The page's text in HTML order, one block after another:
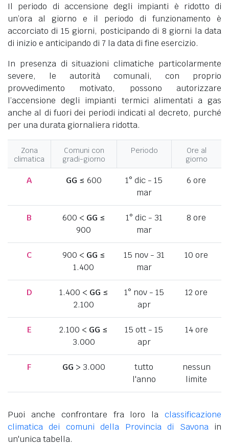
Il periodo di accensione degli impianti è ridotto di
un’ora al giorno e il periodo di funzionamento è
accorciato di 15 giorni, posticipando di 8 giorni la data
di inizio e anticipando di 7 la data di fine esercizio.
In presenza di situazioni climatiche particolarmente
severe, le autorità comunali, con proprio
provvedimento motivato, possono autorizzare
l’accensione degli impianti termici alimentati a gas
anche al di fuori dei periodi indicati al decreto, purché
per una durata giornaliera ridotta.
Zona
climatica
Comuni con
gradi-giorno
Periodo
Ore al
giorno
A GG ≤ 600
1° dic - 15
mar
6 ore
B 600 < GG ≤
900
1° dic - 31
mar
8 ore
C 900 < GG ≤
1.400
15 nov - 31
mar
10 ore
D 1.400 < GG ≤
2.100
1° nov - 15
apr
12 ore
E 2.100 < GG ≤
3.000
15 ott - 15
apr
14 ore
F GG > 3.000
tutto
l'anno
nessun
limite
Puoi anche confrontare fra loro la classificazione
climatica dei comuni della Provincia di Savonain
un'unica tabella.